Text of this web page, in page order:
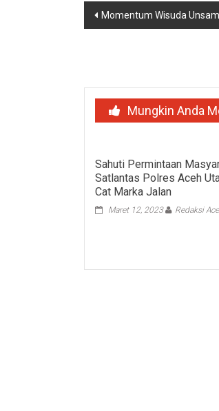
Navigasi
Momentum Wisuda
Mungkin Anda
Sahuti Permintaan
Satlantas Polres Aceh
Cat Marka Jalan
Maret 12, 2023 Redaksi